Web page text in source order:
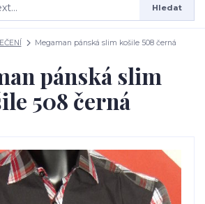
Hledat
Megaman pánská slim košile 508 černá
pánská slim
508 černá